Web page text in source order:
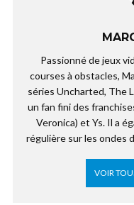
Passionné de jeux
courses à obstacles,
séries Uncharted, The
un fan fini des
Veronica) et Ys. Il a
régulière sur les ondes
VOIR